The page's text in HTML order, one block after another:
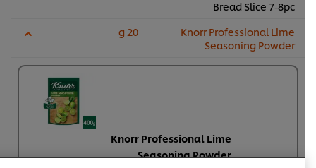
Bread Slice 7-8pc
Knorr Professional Lime
Seasoning Powder
20 g
Knorr Professional Lime
Seasoning Powder
We use cookies (and similar techniques) to improve your
experience on our site. Cookies enable you to enjoy
certain features (like saving your online "shopping